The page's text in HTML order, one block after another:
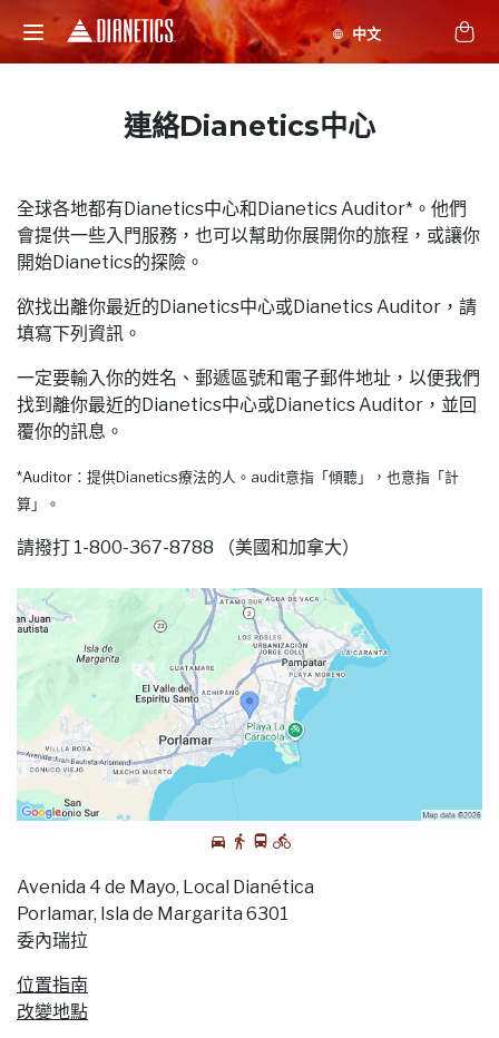
連絡Dianetics中心
全球各地都有Dianetics中心和Dianetics Auditor*。他們
會提供一些入門服務，也可以幫助你展開你的旅程，或讓你
開始Dianetics的探險。
欲找出離你最近的Dianetics中心或Dianetics Auditor，請
填寫下列資訊。
一定要輸入你的姓名、郵遞區號和電子郵件地址，以便我們
找到離你最近的Dianetics中心或Dianetics Auditor，並回
覆你的訊息。
*Auditor：提供Dianetics療法的人。audit意指「傾聽」，也意指「計
算」。
請撥打 1-800-367-8788 （美國和加拿大）
Avenida 4 de Mayo, Local Dianética
Porlamar, Isla de Margarita 6301
委內瑞拉
位置指南
改變地點